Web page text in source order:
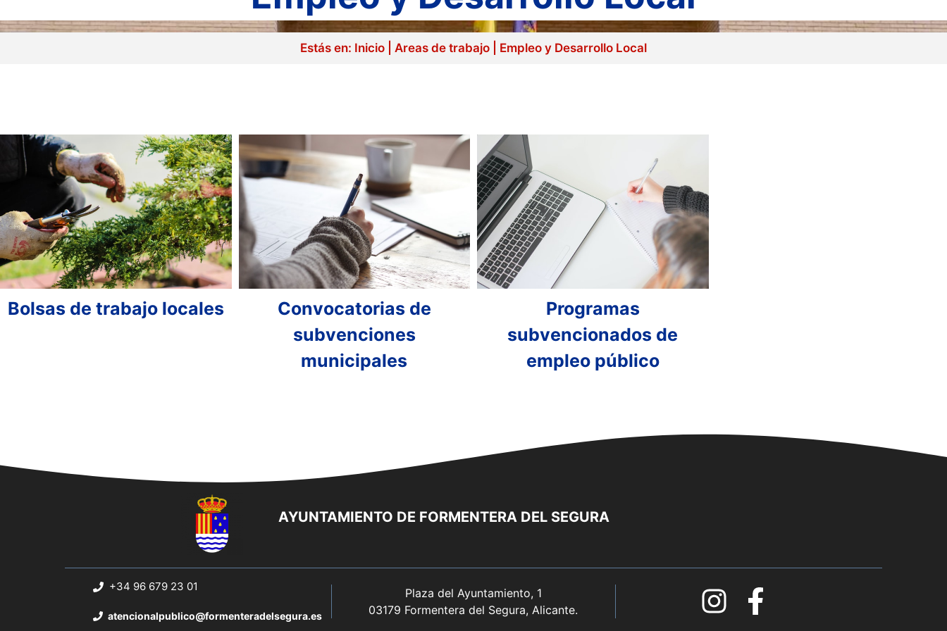
Estás en: Inicio Areas de trabajo Empleo y Desarrollo Local
Bolsas de trabajo locales
Convocatorias de
subvenciones
municipales
Programas
subvencionados de
empleo público
AYUNTAMIENTO DE FORMENTERA DEL SEGURA
+34 96 679 23 01
atencionalpublico@formenteradelsegura.es
Plaza del Ayuntamiento, 1
03179 Formentera del Segura, Alicante.